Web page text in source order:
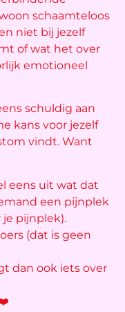
schaamteloos
niet bij jezelf
of wat het over
emotioneel
schuldig aan
kans voor jezelf
vindt. Want
eens uit wat dat
een pijnplek
je pijnplek).
(dat is geen
dan ook iets over